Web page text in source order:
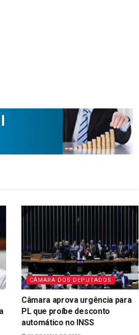
CÂMARA DOS DEPUTADOS
Câmara aprova urgência para
PL que proíbe desconto
automático no INSS